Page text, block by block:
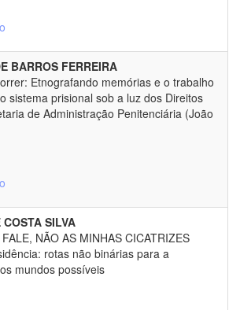
BARROS FERREIRA
Etnografando memórias e o trabalho
sistema prisional sob a luz dos Direitos
de Administração Penitenciária (João
SILVA
NÃO AS MINHAS CICATRIZES
rotas não binárias para a
mundos possíveis